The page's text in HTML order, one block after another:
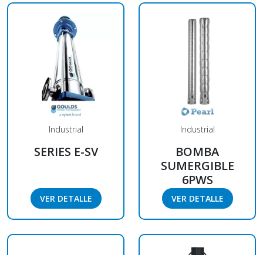
Industrial
SERIES E-SV
VER DETALLE
Industrial
BOMBA
SUMERGIBLE
6PWS
VER DETALLE